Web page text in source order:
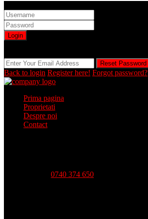
Login
Reset Password
Back to login Register here! Forgot password?
Prima pagina
Proprietati
Despre noi
Contact
0740 374 650